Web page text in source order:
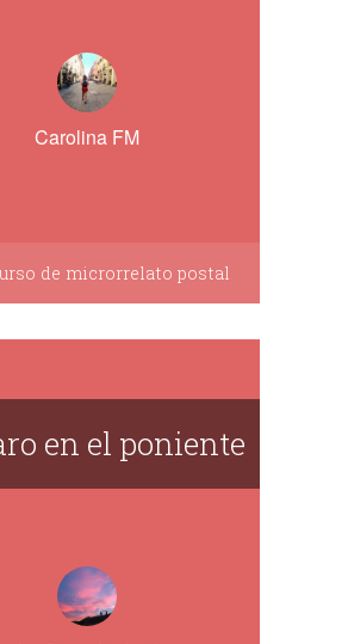
Carolina FM
de microrrelato postal
en el poniente